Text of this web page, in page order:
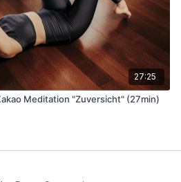
27:25
Meditation "Zuversicht" (27min)